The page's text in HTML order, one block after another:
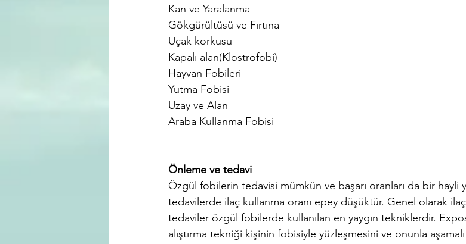
Kan ve Yaralanma
Gökgürültüsü ve Fırtına
Uçak korkusu
Kapalı alan(Klostrofobi)
Hayvan Fobileri
Yutma Fobisi
Uzay ve Alan
Araba Kullanma Fobisi
Önleme ve tedavi
Özgül fobilerin tedavisi mümkün ve başarı oranları da bir hayli
tedavilerde ilaç kullanma oranı epey düşüktür. Genel olarak
tedaviler özgül fobilerde kullanılan en yaygın tekniklerdir.
alıştırma tekniği kişinin fobisiyle yüzleşmesini ve onunla aşamalı